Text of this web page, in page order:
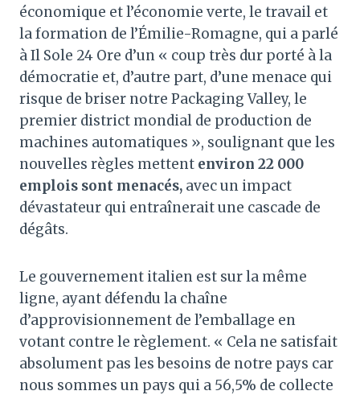
économique et l’économie verte, le travail et
la formation de l’Émilie-Romagne, qui a parlé
à Il Sole 24 Ore d’un « coup très dur porté à la
démocratie et, d’autre part, d’une menace qui
risque de briser notre Packaging Valley, le
premier district mondial de production de
machines automatiques », soulignant que les
nouvelles règles mettent environ 22 000
emplois sont menacés, avec un impact
dévastateur qui entraînerait une cascade de
dégâts.
Le gouvernement italien est sur la même
ligne, ayant défendu la chaîne
d’approvisionnement de l’emballage en
votant contre le règlement. « Cela ne satisfait
absolument pas les besoins de notre pays car
nous sommes un pays qui a 56,5% de collecte